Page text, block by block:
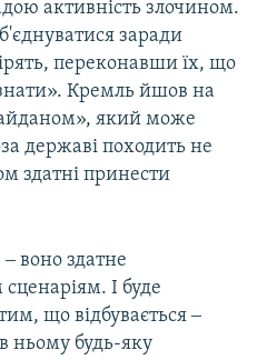
активність злочином.
заради
переконавши їх, що
Кремль йшов на
який може
державі походить не
здатні принести
воно здатне
І буде
що відбувається ‒
будь-яку